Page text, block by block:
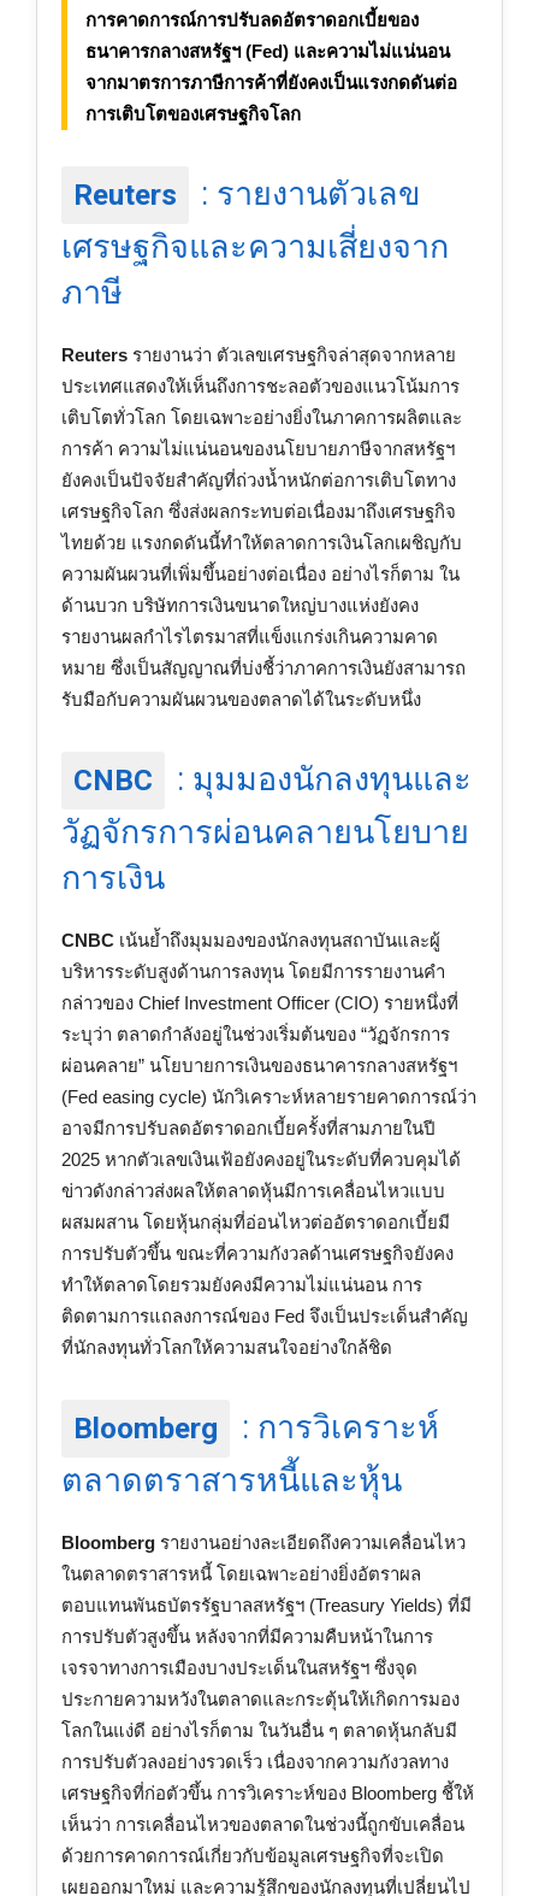
การคาดการณ์การปรับลดอัตราดอกเบี้ยของ
ธนาคารกลางสหรัฐฯ (Fed) และความไม่แน่นอน
จากมาตรการภาษีการค้าที่ยังคงเป็นแรงกดดันต่อ
การเติบโตของเศรษฐกิจโลก
Reuters
: รายงานตัวเลข
เศรษฐกิจและความเสี่ยงจาก
ภาษี
Reuters รายงานว่า ตัวเลขเศรษฐกิจล่าสุดจากหลาย
ประเทศแสดงให้เห็นถึงการชะลอตัวของแนวโน้มการ
เติบโตทั่วโลก โดยเฉพาะอย่างยิ่งในภาคการผลิตและ
การค้า ความไม่แน่นอนของนโยบายภาษีจากสหรัฐฯ
ยังคงเป็นปัจจัยสำคัญที่ถ่วงน้ำหนักต่อการเติบโตทาง
เศรษฐกิจโลก ซึ่งส่งผลกระทบต่อเนื่องมาถึงเศรษฐกิจ
ไทยด้วย แรงกดดันนี้ทำให้ตลาดการเงินโลกเผชิญกับ
ความผันผวนที่เพิ่มขึ้นอย่างต่อเนื่อง อย่างไรก็ตาม ใน
ด้านบวก บริษัทการเงินขนาดใหญ่บางแห่งยังคง
รายงานผลกำไรไตรมาสที่แข็งแกร่งเกินความคาด
หมาย ซึ่งเป็นสัญญาณที่บ่งชี้ว่าภาคการเงินยังสามารถ
รับมือกับความผันผวนของตลาดได้ในระดับหนึ่ง
CNBC
: มุมมองนักลงทุนและ
วัฏจักรการผ่อนคลายนโยบาย
การเงิน
CNBC เน้นย้ำถึงมุมมองของนักลงทุนสถาบันและผู้
บริหารระดับสูงด้านการลงทุน โดยมีการรายงานคำ
กล่าวของ Chief Investment Officer (CIO) รายหนึ่งที่
ระบุว่า ตลาดกำลังอยู่ในช่วงเริ่มต้นของ “วัฏจักรการ
ผ่อนคลาย” นโยบายการเงินของธนาคารกลางสหรัฐฯ
(Fed easing cycle) นักวิเคราะห์หลายรายคาดการณ์ว่า
อาจมีการปรับลดอัตราดอกเบี้ยครั้งที่สามภายในปี
2025 หากตัวเลขเงินเฟ้อยังคงอยู่ในระดับที่ควบคุมได้
ข่าวดังกล่าวส่งผลให้ตลาดหุ้นมีการเคลื่อนไหวแบบ
ผสมผสาน โดยหุ้นกลุ่มที่อ่อนไหวต่ออัตราดอกเบี้ยมี
การปรับตัวขึ้น ขณะที่ความกังวลด้านเศรษฐกิจยังคง
ทำให้ตลาดโดยรวมยังคงมีความไม่แน่นอน การ
ติดตามการแถลงการณ์ของ Fed จึงเป็นประเด็นสำคัญ
ที่นักลงทุนทั่วโลกให้ความสนใจอย่างใกล้ชิด
Bloomberg
: การวิเคราะห์
ตลาดตราสารหนี้และหุ้น
Bloomberg รายงานอย่างละเอียดถึงความเคลื่อนไหว
ในตลาดตราสารหนี้ โดยเฉพาะอย่างยิ่งอัตราผล
ตอบแทนพันธบัตรรัฐบาลสหรัฐฯ (Treasury Yields) ที่มี
การปรับตัวสูงขึ้น หลังจากที่มีความคืบหน้าในการ
เจรจาทางการเมืองบางประเด็นในสหรัฐฯ ซึ่งจุด
ประกายความหวังในตลาดและกระตุ้นให้เกิดการมอง
โลกในแง่ดี อย่างไรก็ตาม ในวันอื่น ๆ ตลาดหุ้นกลับมี
การปรับตัวลงอย่างรวดเร็ว เนื่องจากความกังวลทาง
เศรษฐกิจที่ก่อตัวขึ้น การวิเคราะห์ของ Bloomberg ชี้ให้
เห็นว่า การเคลื่อนไหวของตลาดในช่วงนี้ถูกขับเคลื่อน
ด้วยการคาดการณ์เกี่ยวกับข้อมูลเศรษฐกิจที่จะเปิด
เผยออกมาใหม่ และความรู้สึกของนักลงทุนที่เปลี่ยนไป